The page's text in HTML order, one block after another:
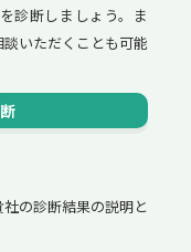
診断しましょう。ま
いただくことも可能
の診断結果の説明と